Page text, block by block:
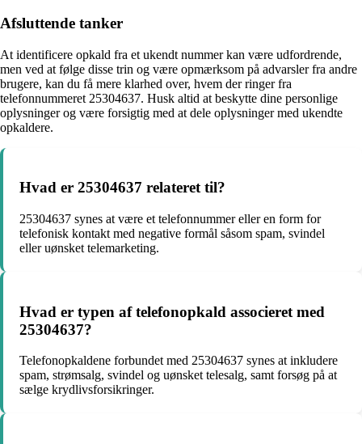
Afsluttende tanker
At identificere opkald fra et ukendt nummer kan være udfordrende,
men ved at følge disse trin og være opmærksom på advarsler fra andre
brugere, kan du få mere klarhed over, hvem der ringer fra
telefonnummeret 25304637. Husk altid at beskytte dine personlige
oplysninger og være forsigtig med at dele oplysninger med ukendte
opkaldere.
Hvad er 25304637 relateret til?
25304637 synes at være et telefonnummer eller en form for
telefonisk kontakt med negative formål såsom spam, svindel
eller uønsket telemarketing.
Hvad er typen af telefonopkald associeret med
25304637?
Telefonopkaldene forbundet med 25304637 synes at inkludere
spam, strømsalg, svindel og uønsket telesalg, samt forsøg på at
sælge krydlivsforsikringer.